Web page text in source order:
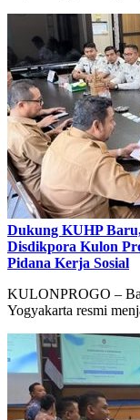
Dukung KUHP
Disdikpora Kulon
Pidana Kerja Sosial
KULONPROGO –
Yogyakarta resmi